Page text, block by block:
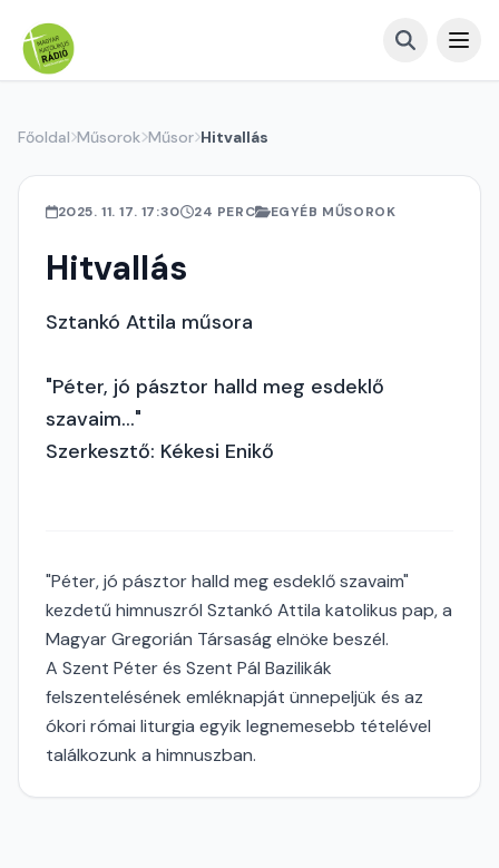
Főoldal Műsorok Műsor Hitvallás
2025. 11. 17. 17:30 24 PERC EGYÉB MŰSOROK
Hitvallás
Sztankó Attila műsora
"Péter, jó pásztor halld meg esdeklő
szavaim..."
Szerkesztő: Kékesi Enikő
"Péter, jó pásztor halld meg esdeklő szavaim"
kezdetű himnuszról Sztankó Attila katolikus pap, a
Magyar Gregorián Társaság elnöke beszél.
A Szent Péter és Szent Pál Bazilikák
felszentelésének emléknapját ünnepeljük és az
ókori római liturgia egyik legnemesebb tételével
találkozunk a himnuszban.